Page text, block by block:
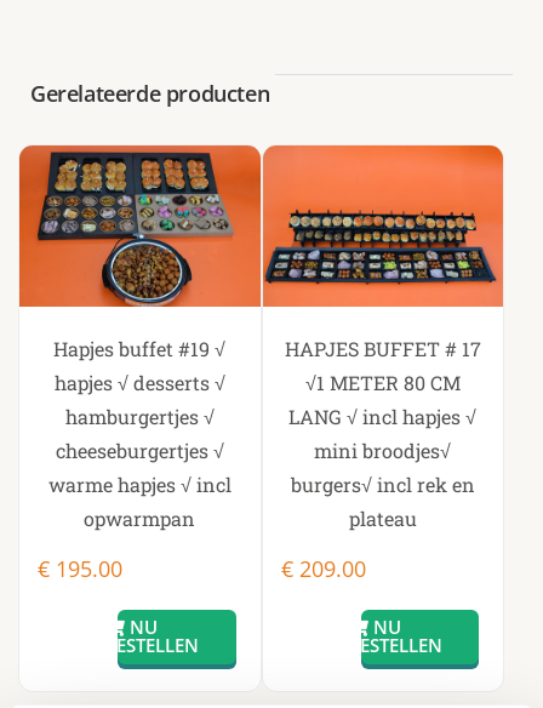
plateaus
Gerelateerde producten
Hapjes buffet #19 √
hapjes √ desserts √
hamburgertjes √
cheeseburgertjes √
warme hapjes √ incl
opwarmpan
€ 195.00
HAPJES BUFFET # 17
√1 METER 80 CM
LANG √ incl hapjes √
mini broodjes√
burgers√ incl rek en
plateau
€ 209.00